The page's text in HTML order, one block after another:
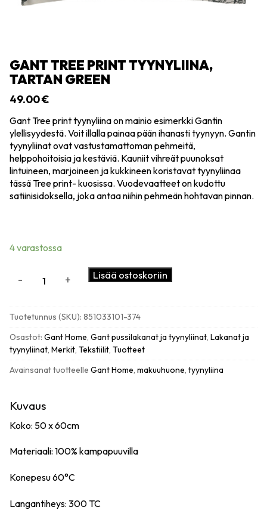
GANT TREE PRINT TYYNYLIINA,
TARTAN GREEN
49.00€
Gant Tree print tyynyliina on mainio esimerkki Gantin
ylellisyydestä. Voit illalla painaa pään ihanasti tyynyyn. Gantin
tyynyliinat ovat vastustamattoman pehmeitä,
helppohoitoisia ja kestäviä. Kauniit vihreät puunoksat
lintuineen, marjoineen ja kukkineen koristavat tyynyliinaa
tässä Tree print- kuosissa. Vuodevaatteet on kudottu
satiinisidoksella, joka antaa niihin pehmeän hohtavan pinnan.
4 varastossa
tartan
green
määrä
- + Lisää ostoskoriin
Tuotetunnus (SKU): 851033101-374
Osastot: Gant Home, Gant pussilakanat ja tyynyliinat, Lakanat ja
tyynyliinat, Merkit, Tekstiilit, Tuotteet
Avainsanat tuotteelle Gant Home, makuuhuone, tyynyliina
Kuvaus
Koko: 50 x 60cm
Materiaali: 100% kampapuuvilla
Konepesu 60°C
Langantiheys: 300 TC